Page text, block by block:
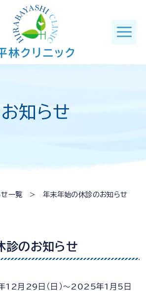
お知らせ
一覧 > 年末年始の休診のお知らせ
診のお知らせ
12月29日（日）～2025年1月5日